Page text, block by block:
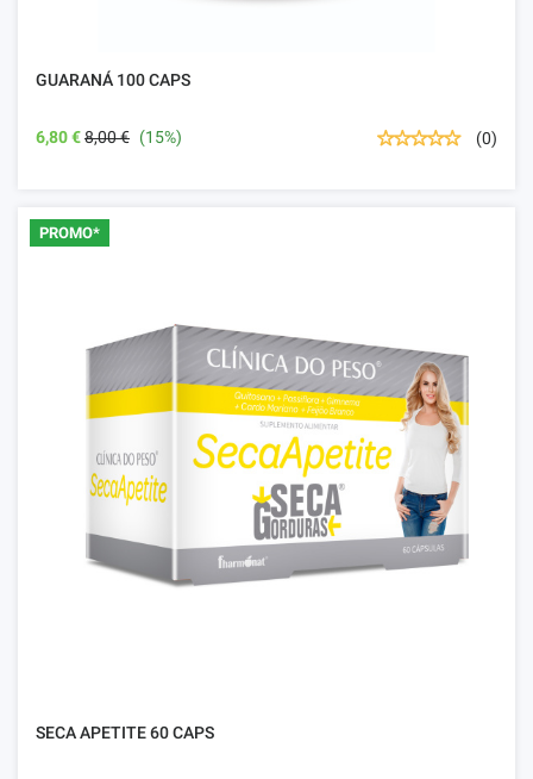
GUARANÁ 100 CAPS
6,80 €8,00 € (15%) (0)
PROMO*
SECA APETITE 60 CAPS